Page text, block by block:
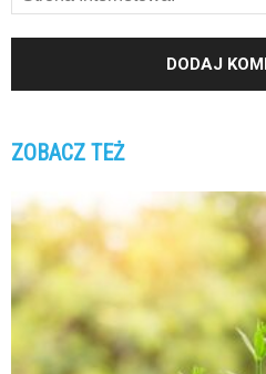
ZOBACZ TEŻ